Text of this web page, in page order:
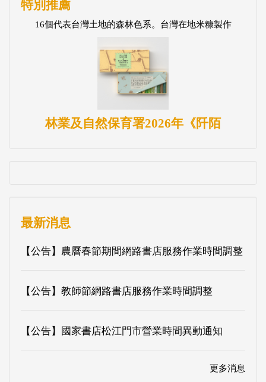
特別推薦
16個代表台灣土地的森林色系。台灣在地米糠製作
林業及自然保育署2026年《阡陌
最新消息
【公告】農曆春節期間網路書店服務作業時間調整
【公告】教師節網路書店服務作業時間調整
【公告】國家書店松江門市營業時間異動通知
更多消息